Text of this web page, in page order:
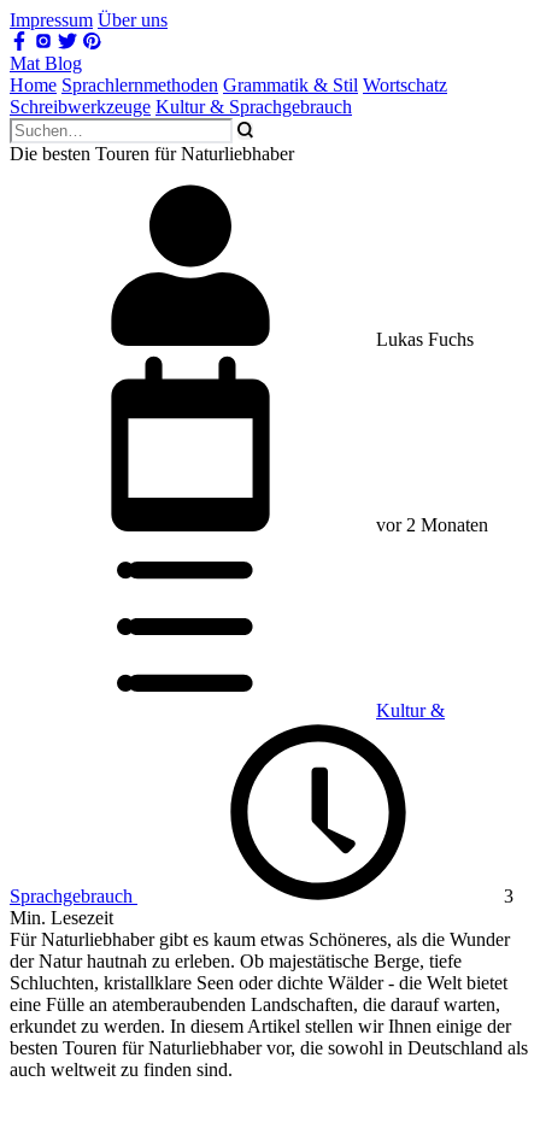
Impressum Über uns
Mat Blog
Home Sprachlernmethoden Grammatik & Stil Wortschatz
Schreibwerkzeuge Kultur & Sprachgebrauch
Die besten Touren für Naturliebhaber
Lukas Fuchs
vor 2 Monaten
Kultur &
Sprachgebrauch
3
Min. Lesezeit
Für Naturliebhaber gibt es kaum etwas Schöneres, als die Wunder
der Natur hautnah zu erleben. Ob majestätische Berge, tiefe
Schluchten, kristallklare Seen oder dichte Wälder - die Welt bietet
eine Fülle an atemberaubenden Landschaften, die darauf warten,
erkundet zu werden. In diesem Artikel stellen wir Ihnen einige der
besten Touren für Naturliebhaber vor, die sowohl in Deutschland als
auch weltweit zu finden sind.